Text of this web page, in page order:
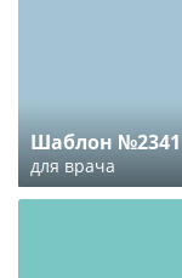
Шаблон №2341
для врача